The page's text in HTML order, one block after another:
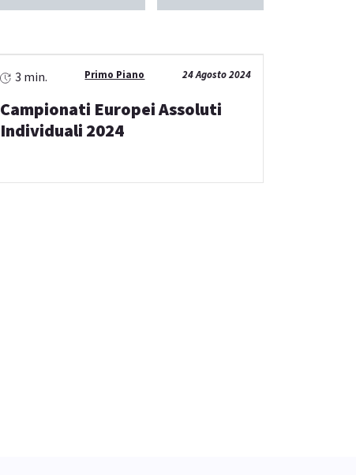
24 Agosto 2024
Primo Piano
3 min.
Campionati Europei Assoluti
Individuali 2024